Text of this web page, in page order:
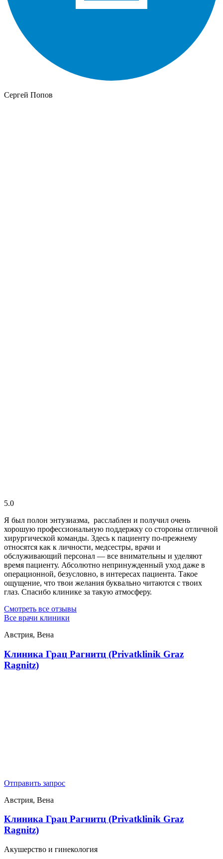
Сергей Попов
5.0
Я был полон энтузиазма, расслаблен и получил очень
хорошую профессиональную поддержку со стороны отличной
хирургической команды. Здесь к пациенту по-прежнему
относятся как к личности, медсестры, врачи и
обслуживающий персонал — все внимательны и уделяют
время пациенту. Абсолютно непринужденный уход даже в
операционной, безусловно, в интересах пациента. Такое
ощущение, что твои желания буквально читаются с твоих
глаз. Спасибо клинике за такую атмосферу.
Смотреть все отзывы
Все врачи клиники
Австрия, Вена
Клиника Грац Рагнитц (Privatklinik Graz
Ragnitz)
Отправить запрос
Австрия, Вена
Клиника Грац Рагнитц (Privatklinik Graz
Ragnitz)
Акушерство и гинекология